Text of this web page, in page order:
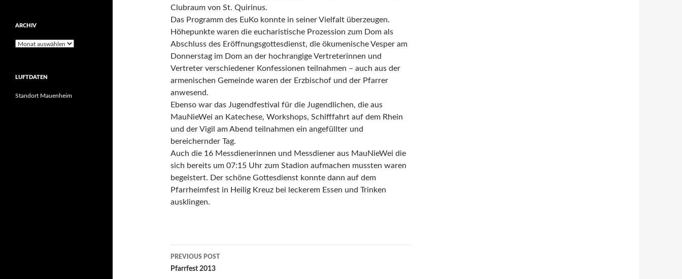
Clubraum von St. Quirinus.
Das Programm des EuKo konnte in seiner Vielfalt überzeugen.
Höhepunkte waren die eucharistische Prozession zum Dom als
Abschluss des Eröffnungsgottesdienst, die ökumenische Vesper am
Donnerstag im Dom an der hochrangige Vertreterinnen und
Vertreter verschiedener Konfessionen teilnahmen – auch aus der
armenischen Gemeinde waren der Erzbischof und der Pfarrer
anwesend.
Ebenso war das Jugendfestival für die Jugendlichen, die aus
MauNieWei an Katechese, Workshops, Schifffahrt auf dem Rhein
und der Vigil am Abend teilnahmen ein angefüllter und
bereichernder Tag.
Auch die 16 Messdienerinnen und Messdiener aus MauNieWei die
sich bereits um 07:15 Uhr zum Stadion aufmachen mussten waren
begeistert. Der schöne Gottesdienst konnte dann auf dem
Pfarrheimfest in Heilig Kreuz bei leckerem Essen und Trinken
ausklingen.
Post
navigation
PREVIOUS POST
Pfarrfest 2013
ARCHIV
Archiv
LUFTDATEN
Standort Mauenheim